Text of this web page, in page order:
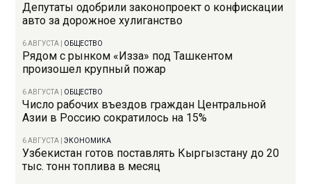
Депутаты одобрили законопроект о конфискации
авто за дорожное хулиганство
6 АВГУСТА ОБЩЕСТВО
Рядом с рынком «Изза» под Ташкентом
произошел крупный пожар
6 АВГУСТА ОБЩЕСТВО
Число рабочих въездов граждан Центральной
Азии в Россию сократилось на 15%
6 АВГУСТА |ЭКОНОМИКА
Узбекистан готов поставлять Кыргызстану до 20
тыс. тонн топлива в месяц